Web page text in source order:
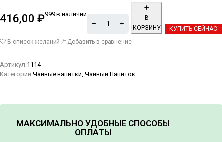
416,00 ₽999 в наличии
В
КОРЗИНУ
КУПИТЬ СЕЙЧАС
В список желаний Добавить в сравнение
Артикул:1114
Категории:Чайные напитки, Чайный Напиток
МАКСИМАЛЬНО УДОБНЫЕ СПОСОБЫ
ОПЛАТЫ